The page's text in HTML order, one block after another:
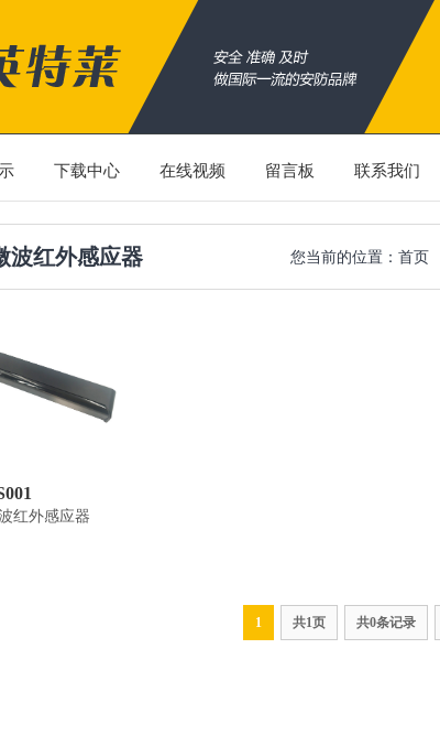
下载中心 在线视频 留言板 联系我们
波红外感应器 您当前的位置： 首页
红外感应器
1 共1页 共0条记录